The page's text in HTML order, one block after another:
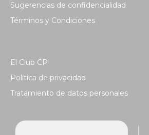
Sugerencias de confidencialidad
Términos y Condiciones
El Club CP
Política de privacidad
Tratamiento de datos personales